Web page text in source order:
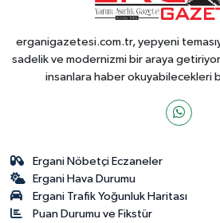
erganigazetesi.com.tr, yepyeni
sadelik ve modernizmi bir araya
insanlara haber okuyabilecekleri
Ergani Nöbetçi Eczaneler
Ergani Hava Durumu
Ergani Trafik Yoğunluk Haritası
Puan Durumu ve Fikstür